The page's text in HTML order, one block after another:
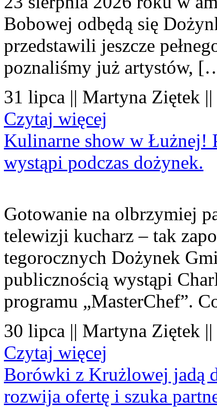
Bobowej odbędą się
przedstawili jeszcze
poznaliśmy już artystów,
31 lipca || Martyna Ziętek
Czytaj więcej
Kulinarne show w Łużnej!
wystąpi podczas dożynek.
Gotowanie na olbrzymiej
telewizji kucharz – tak
tegorocznych Dożynek
publicznością wystąpi
programu „MasterChef”.
30 lipca || Martyna Ziętek
Czytaj więcej
Borówki z Krużlowej jadą
rozwija ofertę i szuka